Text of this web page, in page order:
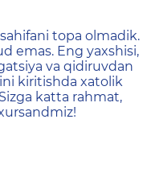
неtopa olmadik.
emas. Eng yaxshisi,
va qidiruvdan
kiritishda xatolik
katta rahmat,